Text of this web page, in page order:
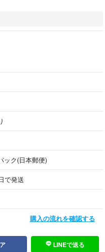
品は受け付けません
ック(日本郵便)
で発送
購入の流れを確認する
LINEで送る